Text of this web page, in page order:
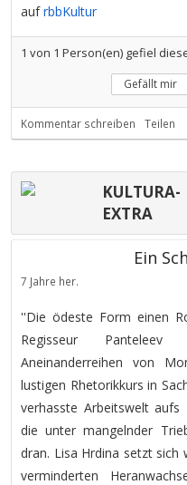
aufrbbKultur
1 von 1 Person(en) gefiel
Gefällt mir
Kommentar schreiben Teilen
KULTURA-
EXTRA
Ein
7 Jahre her.
''Die ödeste Form einen
Regisseur
Aneinanderreihen von
lustigen Rhetorikkurs in
verhasste Arbeitswelt
die unter mangelnder
dran. Lisa Hrdina setzt sich
verminderten